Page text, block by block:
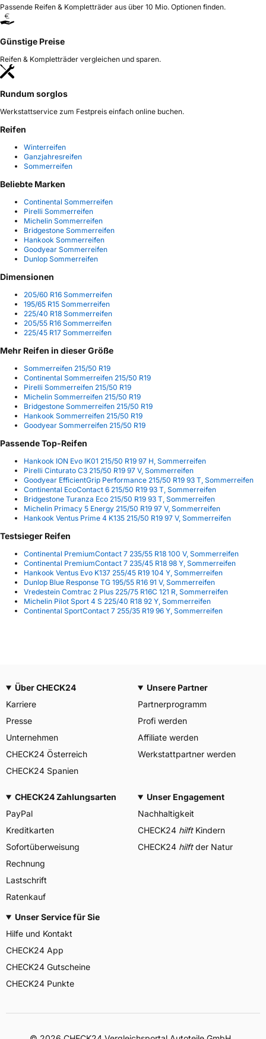
Passende Reifen & Kompletträder aus über 10 Mio. Optionen finden.
Günstige Preise
Reifen & Kompletträder vergleichen und sparen.
Rundum sorglos
Werkstattservice zum Festpreis einfach online buchen.
Reifen
Winterreifen
Ganzjahresreifen
Sommerreifen
Beliebte Marken
Continental Sommerreifen
Pirelli Sommerreifen
Michelin Sommerreifen
Bridgestone Sommerreifen
Hankook Sommerreifen
Goodyear Sommerreifen
Dunlop Sommerreifen
Dimensionen
205/60 R16 Sommerreifen
195/65 R15 Sommerreifen
225/40 R18 Sommerreifen
205/55 R16 Sommerreifen
225/45 R17 Sommerreifen
Mehr Reifen in dieser Größe
Sommerreifen 215/50 R19
Continental Sommerreifen 215/50 R19
Pirelli Sommerreifen 215/50 R19
Michelin Sommerreifen 215/50 R19
Bridgestone Sommerreifen 215/50 R19
Hankook Sommerreifen 215/50 R19
Goodyear Sommerreifen 215/50 R19
Passende Top-Reifen
Hankook ION Evo IK01 215/50 R19 97 H, Sommerreifen
Pirelli Cinturato C3 215/50 R19 97 V, Sommerreifen
Goodyear EfficientGrip Performance 215/50 R19 93 T, Sommerreifen
Continental EcoContact 6 215/50 R19 93 T, Sommerreifen
Bridgestone Turanza Eco 215/50 R19 93 T, Sommerreifen
Michelin Primacy 5 Energy 215/50 R19 97 V, Sommerreifen
Hankook Ventus Prime 4 K135 215/50 R19 97 V, Sommerreifen
Testsieger Reifen
Continental PremiumContact 7 235/55 R18 100 V, Sommerreifen
Continental PremiumContact 7 235/45 R18 98 Y, Sommerreifen
Hankook Ventus Evo K137 255/45 R19 104 Y, Sommerreifen
Dunlop Blue Response TG 195/55 R16 91 V, Sommerreifen
Vredestein Comtrac 2 Plus 225/75 R16C 121 R, Sommerreifen
Michelin Pilot Sport 4 S 225/40 R18 92 Y, Sommerreifen
Continental SportContact 7 255/35 R19 96 Y, Sommerreifen
Über CHECK24
Karriere
Presse
Unternehmen
CHECK24 Österreich
CHECK24 Spanien
Unsere Partner
Partnerprogramm
Profi werden
Affiliate werden
Werkstattpartner werden
CHECK24 Zahlungsarten
PayPal
Kreditkarten
Sofortüberweisung
Rechnung
Lastschrift
Ratenkauf
Unser Engagement
Nachhaltigkeit
CHECK24 hilftKindern
CHECK24 hilftder Natur
Unser Service für Sie
Hilfe und Kontakt
CHECK24 App
CHECK24 Gutscheine
CHECK24 Punkte